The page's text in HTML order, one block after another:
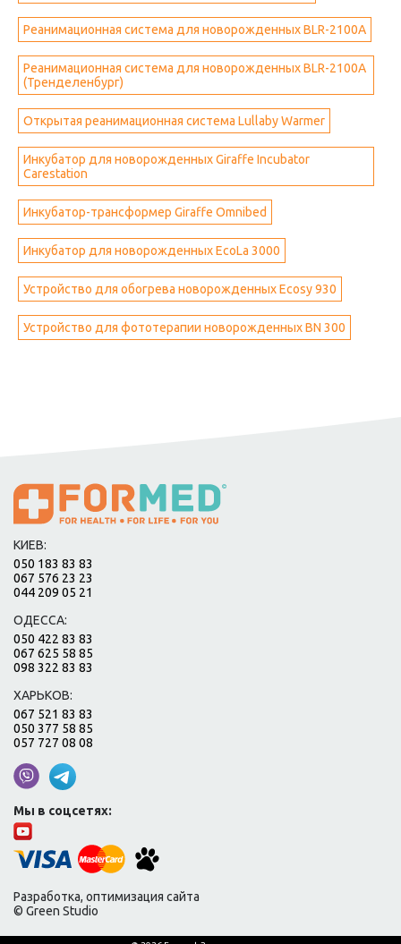
Реанимационная система для новорожденных BLR-2100A
Реанимационная система для новорожденных BLR-2100A
(Тренделенбург)
Открытая реанимационная система Lullaby Warmer
Инкубатор для новорожденных Giraffe Incubator
Carestation
Инкубатор-трансформер Giraffe Omnibed
Инкубатор для новорожденных EcoLa 3000
Устройство для обогрева новорожденных Ecosy 930
Устройство для фототерапии новорожденных BN 300
КИЕВ:
050 183 83 83
067 576 23 23
044 209 05 21
ОДЕССА:
050 422 83 83
067 625 58 85
098 322 83 83
ХАРЬКОВ:
067 521 83 83
050 377 58 85
057 727 08 08
Мы в соцсетях:
Разработка, оптимизация сайта
© Green Studio